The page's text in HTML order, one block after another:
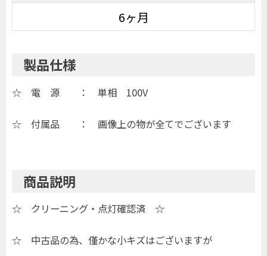
6ヶ月
製品仕様
☆ 電 源 ： 単相 100V
☆ 付属品 ： 画像上の物が全てでございます
商品説明
☆ クリーニング・点灯確認済 ☆
☆ 中古品の為、僅かな小キズはございますが